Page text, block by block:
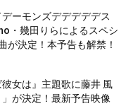
ーモンズデデデデデス
・幾田りらによるスペシ
が決定！本予告も解禁！
女は』主題歌に藤井 風
が決定！最新予告映像